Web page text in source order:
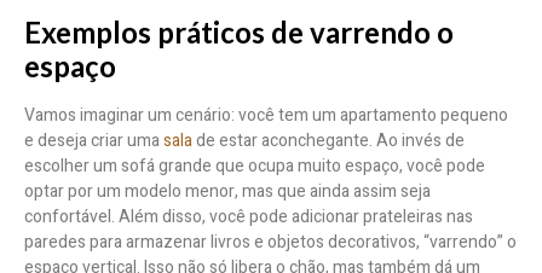
Exemplos práticos de varrendo o
espaço
Vamos imaginar um cenário: você tem um apartamento pequeno
e deseja criar umasalade estar aconchegante. Ao invés de
escolher um sofá grande que ocupa muito espaço, você pode
optar por um modelo menor, mas que ainda assim seja
confortável. Além disso, você pode adicionar prateleiras nas
paredes para armazenar livros e objetos decorativos, “varrendo” o